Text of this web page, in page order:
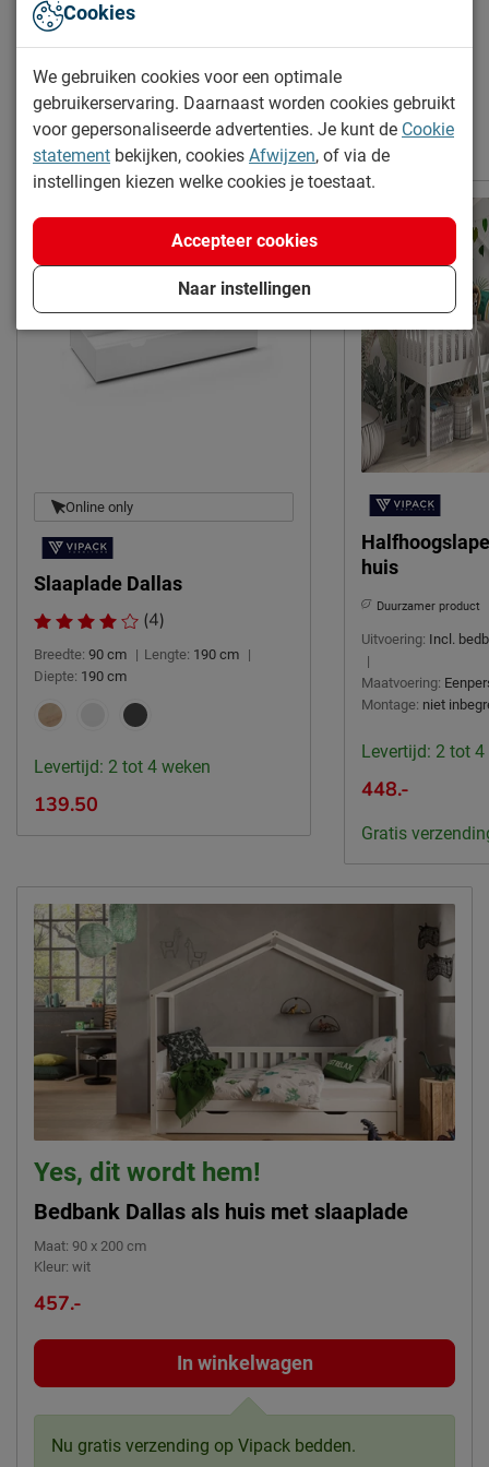
Thema bed
Elektrisch verstelbare
bedbodem mogelijk?
Niet mogelijk
Uitvoering
Incl. bedbodem, excl.
Kleur
wit
hout
Type bed
Standaard
Goed om te weten
Onderhoud
Afnemen met een vochtig
2 jaar garantie volgens CBW
Overige
Slaaplade 90 x 190 cm
Duurzaam duurzamer product
Leveranciersinformatie
Naam
Locatie
Meulebeeksestraat 51,
8710, Wielsbeke, België
Emailadres
Dallas sofabed als huis
Meer van de serie Dallas
Online only
Slaaplade Dallas
(4)
Breedte: 90 cm | Lengte: 190 cm |
Diepte: 190 cm
Levertijd: 2 tot 4 weken
139.50
huis
Duurzamer product
Uitvoering: Incl.
|
Maatvoering:
Montage: niet
Levertijd: 2 tot 4
448.-
Gratis
Yes, dit wordt hem!
Bedbank Dallas als huis met slaaplade
Maat: 90 x 200 cm
Kleur: wit
457.-
In winkelwagen
Nu gratis verzending op Vipack bedden.
Cookies
We gebruiken cookies voor een optimale
gebruikerservaring. Daarnaast worden cookies gebruikt
voor gepersonaliseerde advertenties. Je kunt de Cookie
statement bekijken, cookies Afwijzen, of via de
instellingen kiezen welke cookies je toestaat.
Naar instellingen
Accepteer cookies